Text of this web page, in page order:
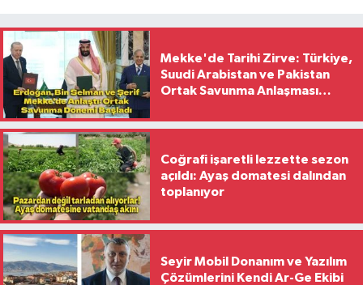
Mekke'de Tarihi Zirve: Türkiye,
Suudi Arabistan ve Pakistan
Ortak Savunma Anlaşması
Coğrafi işaretli lezzette sezon
açıldı: Ayaş domatesi dalından
toplanıyor
Seyir Mobil Donanım ve Yazılım
Çözümlerini Kendi Ar-Ge Ekibi